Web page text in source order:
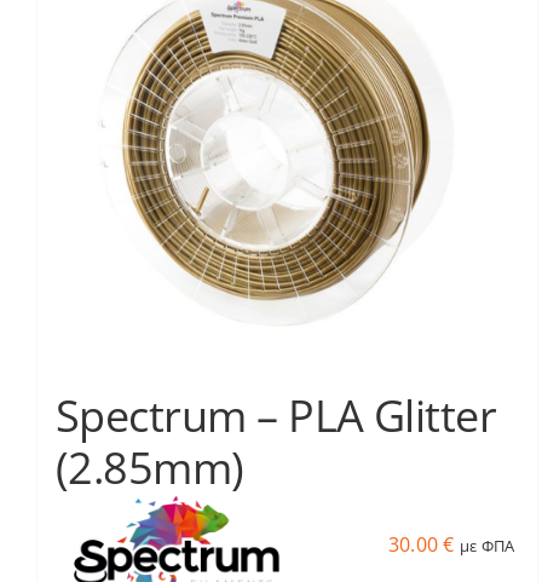
Spectrum – PLA Glitter
(2.85mm)
30.00€ με ΦΠΑ